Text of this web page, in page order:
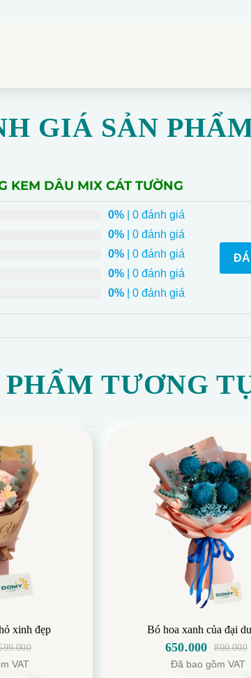
GIÁ SẢN
DÂU MIX CÁT TƯỜNG
0%| 0 đánh giá
0%| 0 đánh giá
0%| 0 đánh giá
0%| 0 đánh giá
0%| 0 đánh giá
PHẨM TƯƠNG
xinh đẹp
VAT
Bó hoa xanh của đại
800.000
Giá
gốc
650.000
Giá
hiện
Đã bao gồm VAT